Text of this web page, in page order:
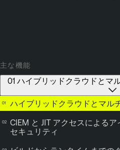
主な機能
01 ハイブリッドクラウドとマ
ハイブリッドクラウドとマル
CIEM と JIT アクセスによる
セキュリティ